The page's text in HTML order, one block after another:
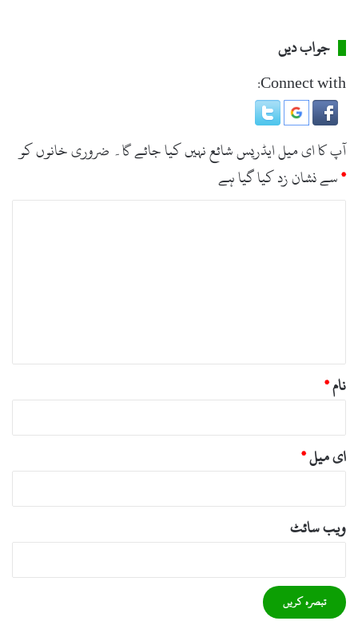
جواب دیں
Connect with:
آپ کا ای میل ایڈریس شائع نہیں کیا جائے گا۔ ضروری خانوں کو
*سے نشان زد کیا گیا ہے
نام*
ای میل*
ویب‌ سائٹ